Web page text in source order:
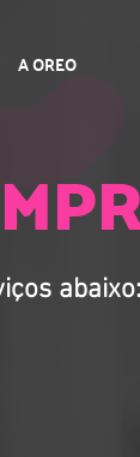
A OREO
abaixo: